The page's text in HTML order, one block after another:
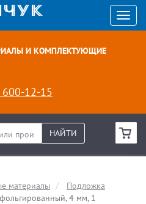
И КОМПЛЕКТУЮЩИЕ
600-12-15
НАЙТИ
материалы
Подложка
4 мм, 1